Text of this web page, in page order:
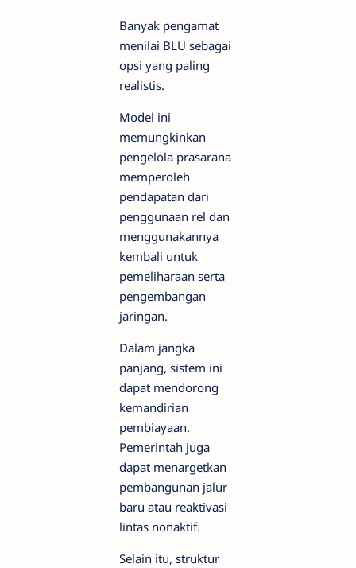
Banyak pengamat
menilai BLU sebagai
opsi yang paling
realistis.
Model ini
memungkinkan
pengelola prasarana
memperoleh
pendapatan dari
penggunaan rel dan
menggunakannya
kembali untuk
pemeliharaan serta
pengembangan
jaringan.
Dalam jangka
panjang, sistem ini
dapat mendorong
kemandirian
pembiayaan.
Pemerintah juga
dapat menargetkan
pembangunan jalur
baru atau reaktivasi
lintas nonaktif.
Selain itu, struktur